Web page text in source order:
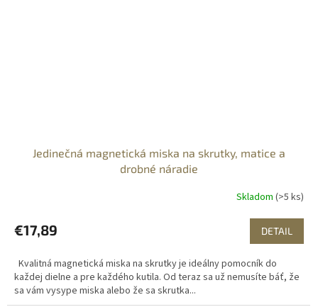
Jedinečná magnetická miska na skrutky, matice a
drobné náradie
Skladom (>5 ks)
€17,89 DETAIL
Kvalitná magnetická miska na skrutky je ideálny pomocník do
každej dielne a pre každého kutila. Od teraz sa už nemusíte báť, že
sa vám vysype miska alebo že sa skrutka...